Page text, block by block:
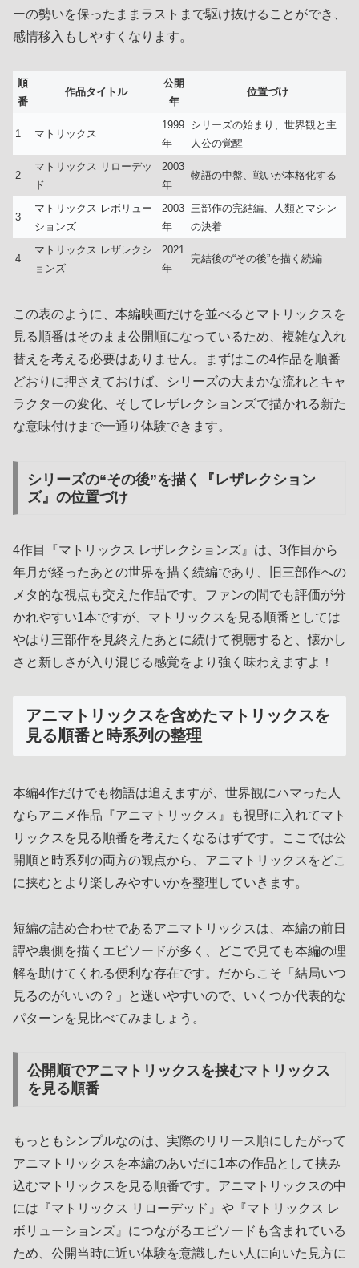
ーの勢いを保ったままラストまで駆け抜けることができ、
感情移入もしやすくなります。
順
番
作品タイトル
公開
年
位置づけ
1 マトリックス
1999
年
シリーズの始まり、世界観と主
人公の覚醒
2
マトリックス リローデッ
ド
2003
年
物語の中盤、戦いが本格化する
3
マトリックス レボリュー
ションズ
2003
年
三部作の完結編、人類とマシン
の決着
4
マトリックス レザレクシ
ョンズ
2021
年
完結後の“その後”を描く続編
この表のように、本編映画だけを並べるとマトリックスを
見る順番はそのまま公開順になっているため、複雑な入れ
替えを考える必要はありません。まずはこの4作品を順番
どおりに押さえておけば、シリーズの大まかな流れとキャ
ラクターの変化、そしてレザレクションズで描かれる新た
な意味付けまで一通り体験できます。
シリーズの“その後”を描く『レザレクション
ズ』の位置づけ
4作目『マトリックス レザレクションズ』は、3作目から
年月が経ったあとの世界を描く続編であり、旧三部作への
メタ的な視点も交えた作品です。ファンの間でも評価が分
かれやすい1本ですが、マトリックスを見る順番としては
やはり三部作を見終えたあとに続けて視聴すると、懐かし
さと新しさが入り混じる感覚をより強く味わえますよ！
アニマトリックスを含めたマトリックスを
見る順番と時系列の整理
本編4作だけでも物語は追えますが、世界観にハマった人
ならアニメ作品『アニマトリックス』も視野に入れてマト
リックスを見る順番を考えたくなるはずです。ここでは公
開順と時系列の両方の観点から、アニマトリックスをどこ
に挟むとより楽しみやすいかを整理していきます。
短編の詰め合わせであるアニマトリックスは、本編の前日
譚や裏側を描くエピソードが多く、どこで見ても本編の理
解を助けてくれる便利な存在です。だからこそ「結局いつ
見るのがいいの？」と迷いやすいので、いくつか代表的な
パターンを見比べてみましょう。
公開順でアニマトリックスを挟むマトリックス
を見る順番
もっともシンプルなのは、実際のリリース順にしたがって
アニマトリックスを本編のあいだに1本の作品として挟み
込むマトリックスを見る順番です。アニマトリックスの中
には『マトリックス リローデッド』や『マトリックス レ
ボリューションズ』につながるエピソードも含まれている
ため、公開当時に近い体験を意識したい人に向いた見方に